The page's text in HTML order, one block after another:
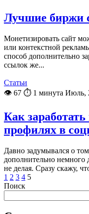
Лучшие биржи
Монетизировать сайт
или контекстной
способ дополнительно
ссылок же...
Статьи
👁 67 ⏱ 1 минута Июль,
Как
профилях в
Давно задумывался о
дополнительно немного
не делая. Сразу скажу,
1 2 3 4 5
Поиск